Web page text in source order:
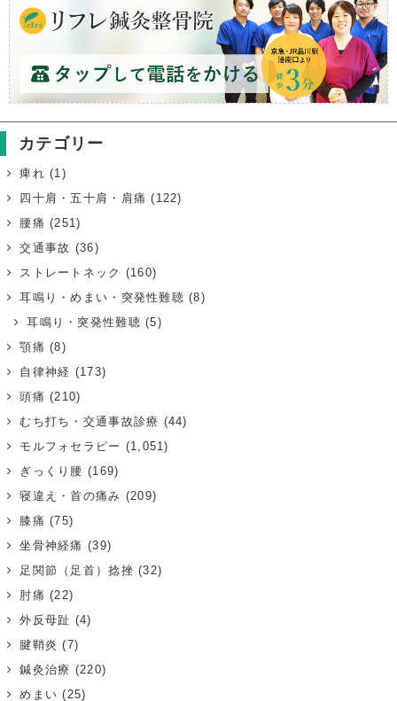
カテゴリー
痺れ (1)
四十肩・五十肩・肩痛 (122)
腰痛 (251)
交通事故 (36)
ストレートネック (160)
耳鳴り・めまい・突発性難聴 (8)
耳鳴り・突発性難聴 (5)
顎痛 (8)
自律神経 (173)
頭痛 (210)
むち打ち・交通事故診療 (44)
モルフォセラピー (1,051)
ぎっくり腰 (169)
寝違え・首の痛み (209)
膝痛 (75)
坐骨神経痛 (39)
足関節（足首）捻挫 (32)
肘痛 (22)
外反母趾 (4)
腱鞘炎 (7)
鍼灸治療 (220)
めまい (25)